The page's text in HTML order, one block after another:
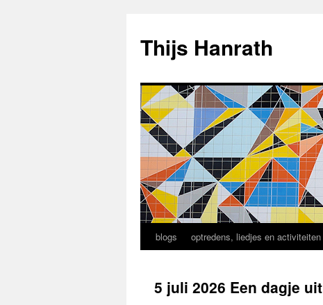
de
inhoud
Thijs Hanrath
blogs optredens, liedjes en activiteiten
5 juli 2026 Een dagje uit